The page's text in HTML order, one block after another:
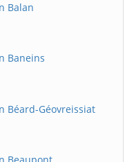
Balan
Baneins
Béard-Géovreissiat